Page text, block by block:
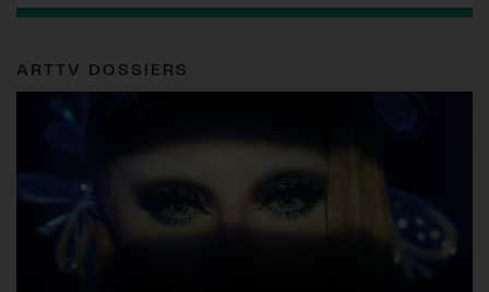
ARTTV DOSSIERS